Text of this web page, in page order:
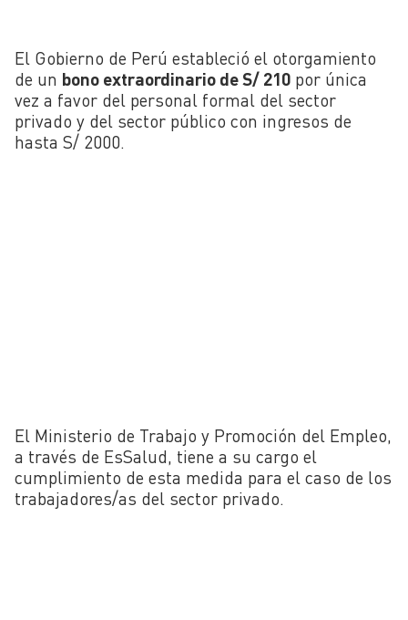
El Gobierno de Perú estableció el otorgamiento
de un bono extraordinario de S/ 210 por única
vez a favor del personal formal del sector
privado y del sector público con ingresos de
hasta S/ 2000.
El Ministerio de Trabajo y Promoción del Empleo,
a través de EsSalud, tiene a su cargo el
cumplimiento de esta medida para el caso de los
trabajadores/as del sector privado.